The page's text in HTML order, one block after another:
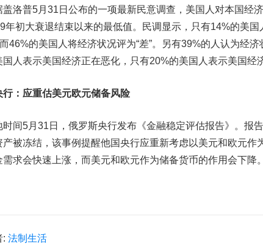
普5月31日公布的一项最新民意调查，美国人对本国经
年初大衰退结束以来的最低值。民调显示，只有14%的美国
46%的美国人将经济状况评为“差”。另有39%的人认为经济
国人表示美国经济正在恶化，只有20%的美国人表示美国经
行：应重估美元欧元储备风险
5月31日，俄罗斯央行发布《金融稳定评估报告》。报
产被冻结，该事例提醒他国央行应重新考虑以美元和欧元作
求会快速上涨，而美元和欧元作为储备货币的作用会下降。
: 法制生活